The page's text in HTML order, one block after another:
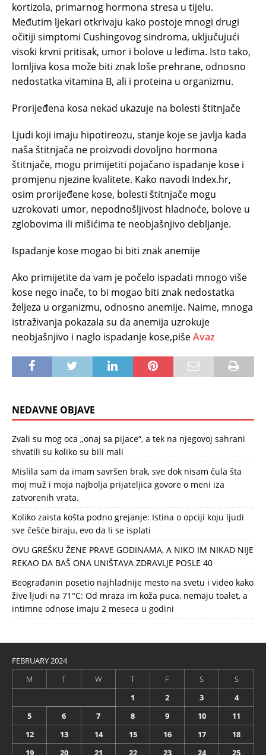
kortizola, primarnog hormona stresa u tijelu.
Međutim ljekari otkrivaju kako postoje mnogi drugi
očitiji simptomi Cushingovog sindroma, uključujući
visoki krvni pritisak, umor i bolove u leđima. Isto tako,
lomljiva kosa može biti znak loše prehrane, odnosno
nedostatka vitamina B, ali i proteina u organizmu.
Prorijeđena kosa nekad ukazuje na bolesti štitnjače
Ljudi koji imaju hipotireozu, stanje koje se javlja kada
naša štitnjača ne proizvodi dovoljno hormona
štitnjače, mogu primijetiti pojačano ispadanje kose i
promjenu njezine kvalitete. Kako navodi Index.hr,
osim prorijeđene kose, bolesti štitnjače mogu
uzrokovati umor, nepodnošljivost hladnoće, bolove u
zglobovima ili mišićima te neobjašnjivo debljanje.
Ispadanje kose mogao bi biti znak anemije
Ako primijetite da vam je počelo ispadati mnogo više
kose nego inače, to bi mogao biti znak nedostatka
željeza u organizmu, odnosno anemije. Naime, mnoga
istraživanja pokazala su da anemija uzrokuje
neobjašnjivo i naglo ispadanje kose,pišeAvaz
NEDAVNE OBJAVE
Zvali su mog oca „onaj sa pijace“, a tek na njegovoj sahrani
shvatili su koliko su bili mali
Mislila sam da imam savršen brak, sve dok nisam čula šta
moj muž i moja najbolja prijateljica govore o meni iza
zatvorenih vrata.
Koliko zaista košta podno grejanje: Istina o opciji koju ljudi
sve češće biraju, evo da li se isplati
OVU GREŠKU ŽENE PRAVE GODINAMA, A NIKO IM NIKAD NIJE
REKAO DA BAŠ ONA UNIŠTAVA ZDRAVLJE POSLE 40
Beograđanin posetio najhladnije mesto na svetu i video kako
žive ljudi na 71°C: Od mraza im koža puca, nemaju toalet, a
intimne odnose imaju 2 meseca u godini
FEBRUARY 2024
M
T W T F S
S
1
2 3
4
5
6 7 8 9 10
11
12
13 14 15 16 17
18
19
20 21 22 23 24 25